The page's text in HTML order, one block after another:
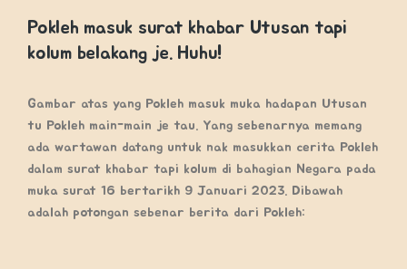
Pokleh masuk surat khabar Utusan tapi
kolum belakang je. Huhu!
Gambar atas yang Pokleh masuk muka hadapan Utusan
tu Pokleh main-main je tau. Yang sebenarnya memang
ada wartawan datang untuk nak masukkan cerita Pokleh
dalam surat khabar tapi kolum di bahagian Negara pada
muka surat 16 bertarikh 9 Januari 2023. Dibawah
adalah potongan sebenar berita dari Pokleh: